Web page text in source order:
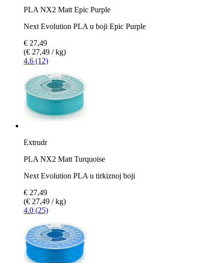
PLA NX2 Matt Epic Purple
Next Evolution PLA u boji Epic Purple
€ 27,49
(€ 27,49 / kg)
4.6 (12)
Extrudr
PLA NX2 Matt Turquoise
Next Evolution PLA u tirkiznoj boji
€ 27,49
(€ 27,49 / kg)
4.0 (25)